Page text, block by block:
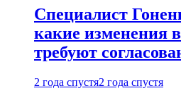
Специалист
какие изменения
требуют
2 года спустя2 года спустя